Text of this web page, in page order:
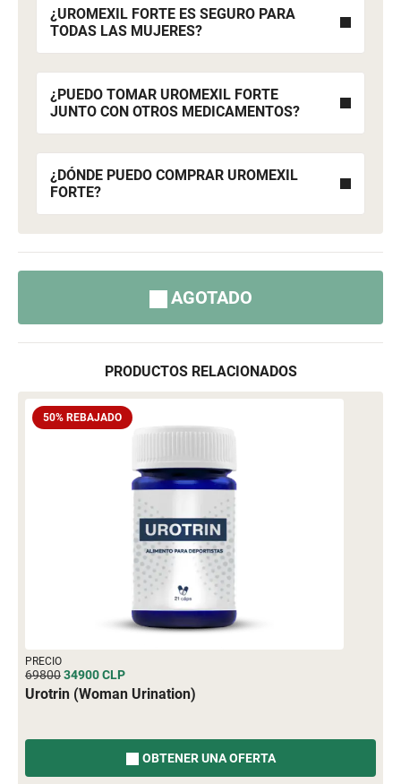
¿UROMEXIL FORTE ES SEGURO PARA
TODAS LAS MUJERES?
¿PUEDO TOMAR UROMEXIL FORTE
JUNTO CON OTROS MEDICAMENTOS?
¿DÓNDE PUEDO COMPRAR UROMEXIL
FORTE?
AGOTADO
PRODUCTOS RELACIONADOS
50% REBAJADO
PRECIO
6980034900CLP
Urotrin (Woman Urination)
OBTENER UNA OFERTA